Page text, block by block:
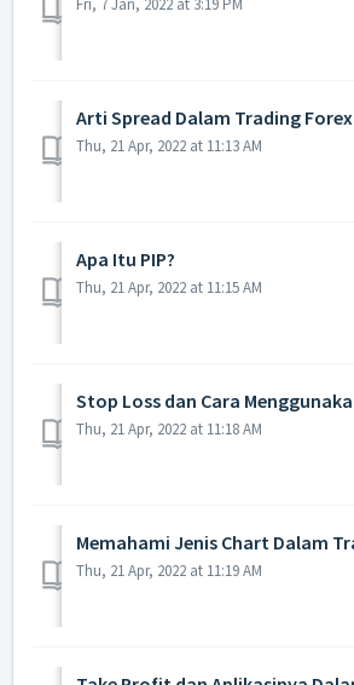
Fri, 7 Jan, 2022 at 3:19 PM
Arti Spread Dalam Trading Forex
Thu, 21 Apr, 2022 at 11:13 AM
Apa Itu PIP?
Thu, 21 Apr, 2022 at 11:15 AM
Stop Loss dan Cara
Thu, 21 Apr, 2022 at 11:18 AM
Memahami Jenis Chart Dalam
Thu, 21 Apr, 2022 at 11:19 AM